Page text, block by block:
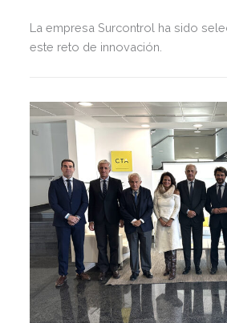
La empresa Surcontrol ha sido
este reto de innovación.